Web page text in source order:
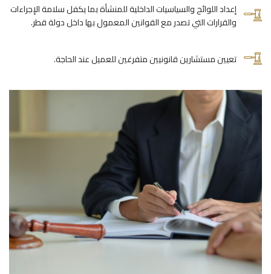
إعداد اللوائح والسياسيات الداخلية للمنشأة بما يكفل سلامة الإجراءات
والقرارات التي تصدر مع القوانين المعمول بها داخل دولة قطر.
تعيين مستشارين قانونيين متفرغين للعميل عند الحاجة.